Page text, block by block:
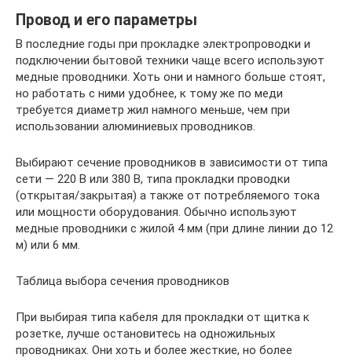
Провод и его параметры
В последние годы при прокладке электропроводки и
подключении бытовой техники чаще всего используют
медные проводники. Хоть они и намного больше стоят,
но работать с ними удобнее, к тому же по меди
требуется диаметр жил намного меньше, чем при
использовании алюминиевых проводников.
Выбирают сечение проводников в зависимости от типа
сети — 220 В или 380 В, типа прокладки проводки
(открытая/закрытая) а также от потребляемого тока
или мощности оборудования. Обычно используют
медные проводники с жилой 4 мм (при длине линии до 12
м) или 6 мм.
Таблица выбора сечения проводников
При выбирая типа кабеля для прокладки от щитка к
розетке, лучше остановитесь на одножильных
проводниках. Они хоть и более жесткие, но более